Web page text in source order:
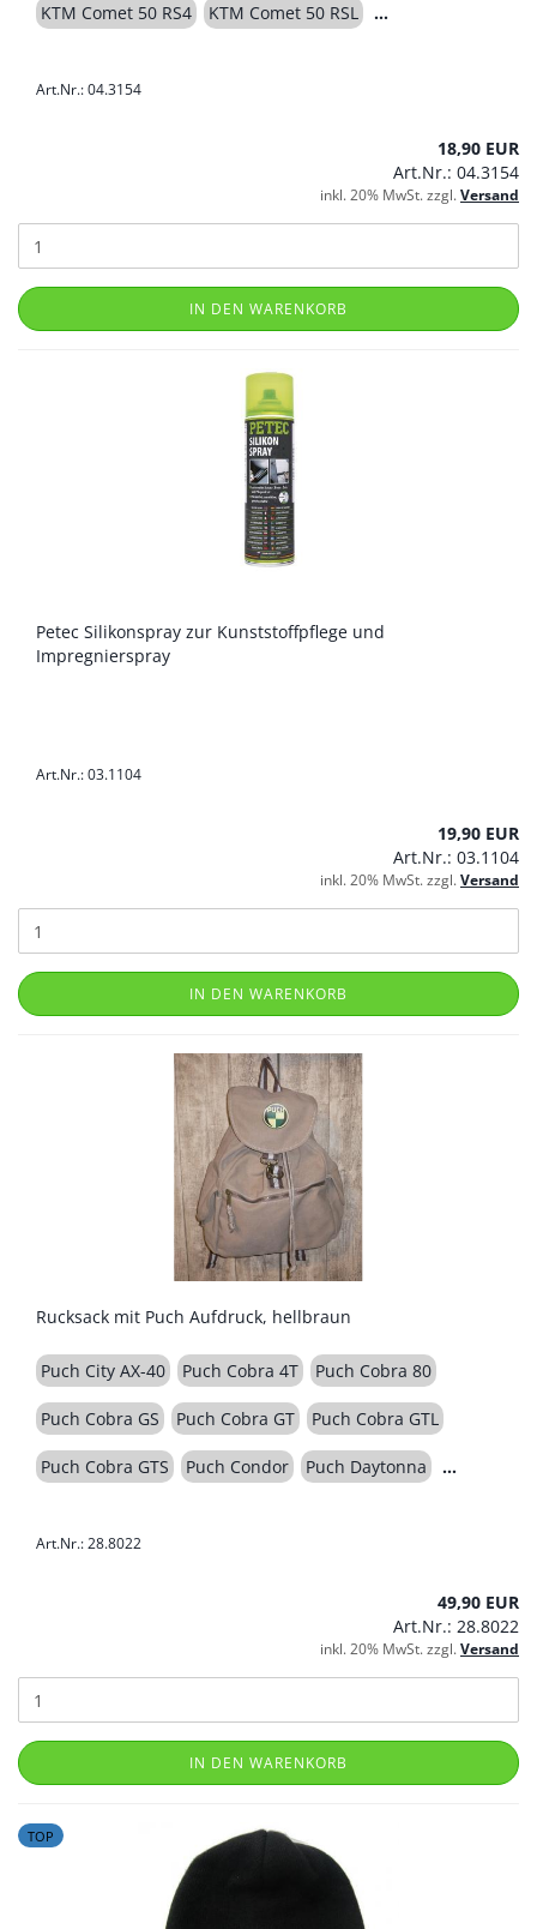
KTM Comet 50 RS4 KTM Comet 50 RSL
Art.Nr.: 04.3154
18,90 EUR
Art.Nr.: 04.3154
inkl. 20% MwSt. zzgl.Versand
IN DEN WARENKORB
Petec Silikonspray zur Kunststoffpflege und
Impregnierspray
Art.Nr.: 03.1104
19,90 EUR
Art.Nr.: 03.1104
inkl. 20% MwSt. zzgl.Versand
IN DEN WARENKORB
Rucksack mit Puch Aufdruck, hellbraun
Puch City AX-40 Puch Cobra 4T Puch Cobra 80
Puch Cobra GS Puch Cobra GT Puch Cobra GTL
Puch Cobra GTS Puch Condor Puch Daytonna
Art.Nr.: 28.8022
49,90 EUR
Art.Nr.: 28.8022
inkl. 20% MwSt. zzgl.Versand
IN DEN WARENKORB
TOP